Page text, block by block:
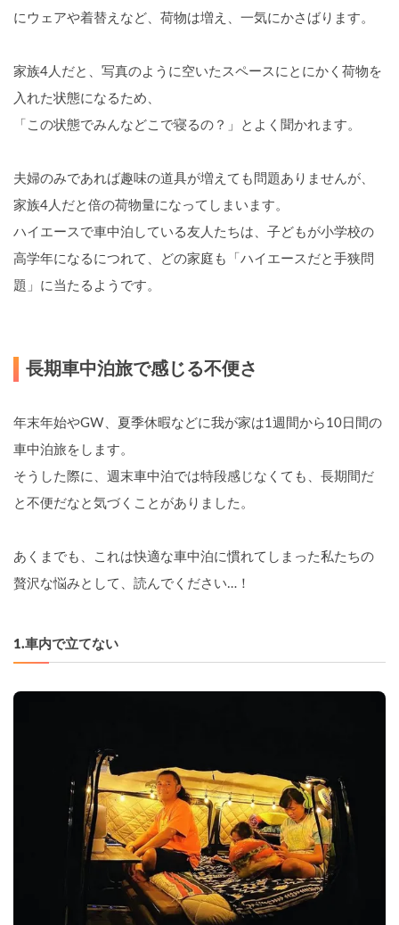
にウェアや着替えなど、荷物は増え、一気にかさばります。
家族4人だと、写真のように空いたスペースにとにかく荷物を
入れた状態になるため、
「この状態でみんなどこで寝るの？」とよく聞かれます。
夫婦のみであれば趣味の道具が増えても問題ありませんが、
家族4人だと倍の荷物量になってしまいます。
ハイエースで車中泊している友人たちは、子どもが小学校の
高学年になるにつれて、どの家庭も「ハイエースだと手狭問
題」に当たるようです。
長期車中泊旅で感じる不便さ
年末年始やGW、夏季休暇などに我が家は1週間から10日間の
車中泊旅をします。
そうした際に、週末車中泊では特段感じなくても、長期間だ
と不便だなと気づくことがありました。
あくまでも、これは快適な車中泊に慣れてしまった私たちの
贅沢な悩みとして、読んでください…！
1.車内で立てない